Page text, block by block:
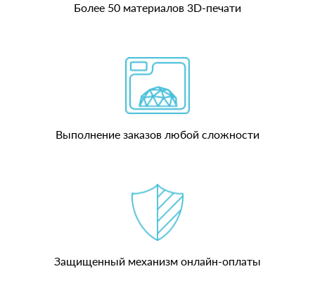
Более 50 материалов 3D-печати
Выполнение заказов любой сложности
Защищенный механизм онлайн-оплаты